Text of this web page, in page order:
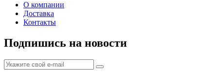
О компании
Доставка
Контакты
Подпишись на новости